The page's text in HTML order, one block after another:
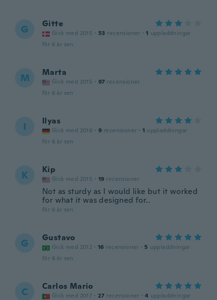
G Gitte
Gick med 2015 · 53 recensioner · 1 uppladdningar
för 6 år sen
M Marta
Gick med 2015 · 97 recensioner
för 6 år sen
I Ilyas
Gick med 2016 · 9 recensioner · 1 uppladdningar
för 6 år sen
K Kip
Gick med 2015 · 19 recensioner
Not as sturdy as I would like but it worked
for what it was designed for..
för 6 år sen
G Gustavo
Gick med 2012 · 16 recensioner · 5 uppladdningar
för 6 år sen
C Carlos Mario
Gick med 2017 · 27 recensioner · 4 uppladdningar